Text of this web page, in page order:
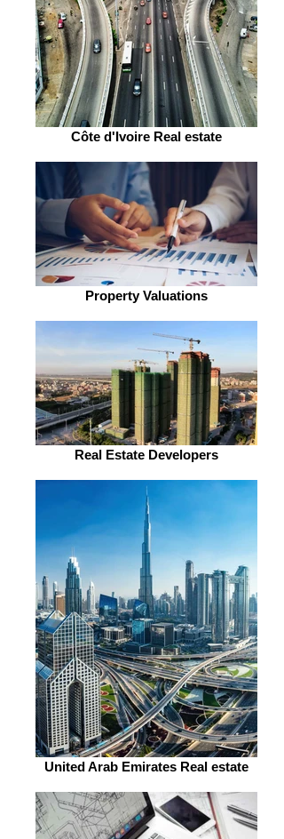
Côte d'Ivoire Real estate
Property Valuations
Real Estate Developers
United Arab Emirates Real estate